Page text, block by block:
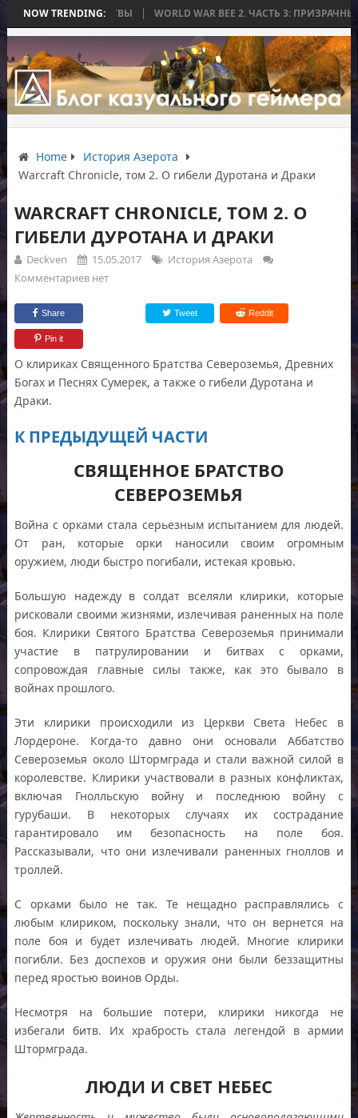
NOW TRENDING:
БЕЗ БИТВЫ WORLD WAR BEE 2. ЧАСТЬ 3: ПРИЗРАЧНЫЕ
Home
История Азерота
Warcraft Chronicle, том 2. О гибели Дуротана и Драки
WARCRAFT CHRONICLE, ТОМ 2. О
ГИБЕЛИ ДУРОТАНА И ДРАКИ
Deckven 15.05.2017
История Азерота
Комментариев нет
Share Tweet Reddit
Pin it
О клириках Священного Братства Североземья, Древних
Богах и Песнях Сумерек, а также о гибели Дуротана и
Драки.
К ПРЕДЫДУЩЕЙ ЧАСТИ
СВЯЩЕННОЕ БРАТСТВО
СЕВЕРОЗЕМЬЯ
Война с орками стала серьезным испытанием для людей.
От ран, которые орки наносили своим огромным
оружием, люди быстро погибали, истекая кровью.
Большую надежду в солдат вселяли клирики, которые
рисковали своими жизнями, излечивая раненных на поле
боя. Клирики Святого Братства Североземья принимали
участие в патрулировании и битвах с орками,
сопровождая главные силы также, как это бывало в
войнах прошлого.
Эти клирики происходили из Церкви Света Небес в
Лордероне. Когда-то давно они основали Аббатство
Североземья около Штормграда и стали важной силой в
королевстве. Клирики участвовали в разных конфликтах,
включая Гнолльскую войну и последнюю войну с
гурубаши. В некоторых случаях их сострадание
гарантировало им безопасность на поле боя.
Рассказывали, что они излечивали раненных гноллов и
троллей.
С орками было не так. Те нещадно расправлялись с
любым клириком, поскольку знали, что он вернется на
поле боя и будет излечивать людей. Многие клирики
погибли. Без доспехов и оружия они были беззащитны
перед яростью воинов Орды.
Несмотря на большие потери, клирики никогда не
избегали битв. Их храбрость стала легендой в армии
Штормграда.
ЛЮДИ И СВЕТ НЕБЕС